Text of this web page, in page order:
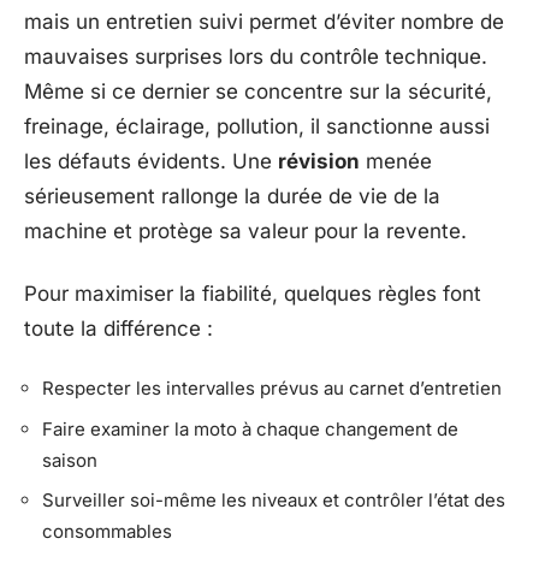
mais un entretien suivi permet d’éviter nombre de
mauvaises surprises lors du contrôle technique.
Même si ce dernier se concentre sur la sécurité,
freinage, éclairage, pollution, il sanctionne aussi
les défauts évidents. Une révision menée
sérieusement rallonge la durée de vie de la
machine et protège sa valeur pour la revente.
Pour maximiser la fiabilité, quelques règles font
toute la différence :
Respecter les intervalles prévus au carnet d’entretien
Faire examiner la moto à chaque changement de
saison
Surveiller soi-même les niveaux et contrôler l’état des
consommables